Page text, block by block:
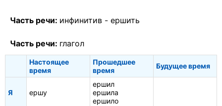
Часть речи: инфинитив - ершить
Часть речи: глагол
Настоящее
время
Прошедшее
время
Будущее время
Я ершу
ершил
ершила
ершило